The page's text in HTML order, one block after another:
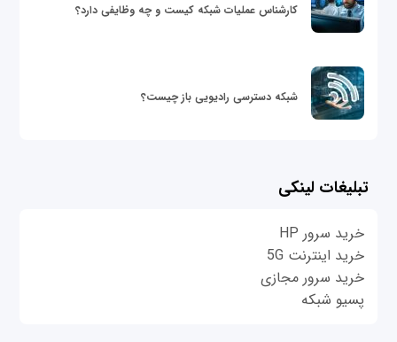
کارشناس عملیات شبکه کیست و چه وظایفی دارد؟
شبکه دسترسی رادیویی باز چیست؟
تبلیغات لینکی
خرید سرور HP
خرید اینترنت 5G
خرید سرور مجازی
پسیو شبکه